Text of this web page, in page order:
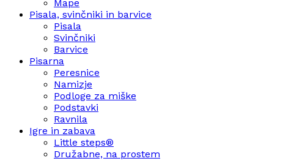
Mape
Pisala, svinčniki in barvice
Pisala
Svinčniki
Barvice
Pisarna
Peresnice
Namizje
Podloge za miške
Podstavki
Ravnila
Igre in zabava
Little steps®
Družabne, na prostem